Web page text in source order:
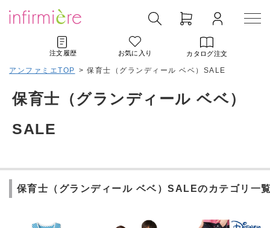
注文履歴 お気に入り カタログ注文
アンファミエTOP > 保育士（グランディール ベベ）SALE
保育士（グランディール ベベ）
SALE
保育士（グランディール ベベ）SALEのカテゴリ一